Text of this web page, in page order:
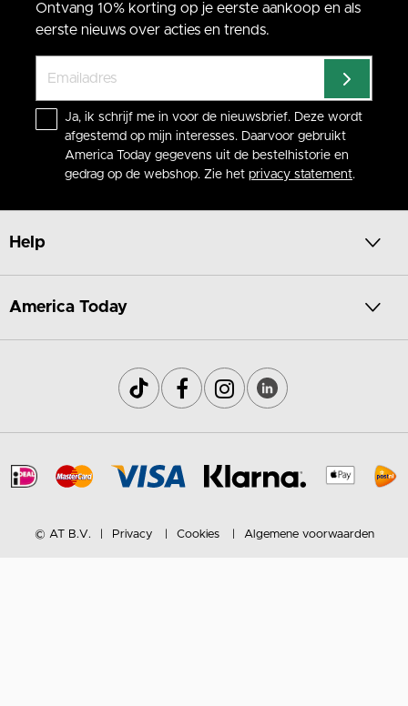
Ontvang 10% korting op je eerste aankoop en als
eerste nieuws over acties en trends.
Ja, ik schrijf me in voor de nieuwsbrief. Deze wordt
afgestemd op mijn interesses. Daarvoor gebruikt
America Today gegevens uit de bestelhistorie en
gedrag op de webshop. Zie het privacy statement.
Help
America Today
© AT B.V. Privacy Cookies Algemene voorwaarden